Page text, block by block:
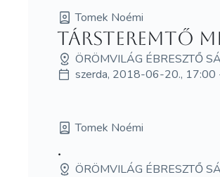
Tomek Noémi
Társteremtő
ÖRÖMVILÁG ÉBRESZTŐ
szerda, 2018-06-20., 17:00
Tomek Noémi
.
ÖRÖMVILÁG ÉBRESZTŐ